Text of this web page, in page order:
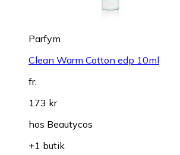
Parfym
Clean Warm Cotton edp 10ml
fr.
173 kr
hos Beautycos
+1 butik